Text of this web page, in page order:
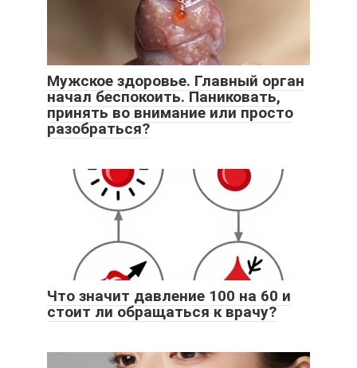
Мужское здоровье. Главный орган
начал беспокоить. Паниковать,
принять во внимание или просто
разобраться?
Что значит давление 100 на 60 и
стоит ли обращаться к врачу?